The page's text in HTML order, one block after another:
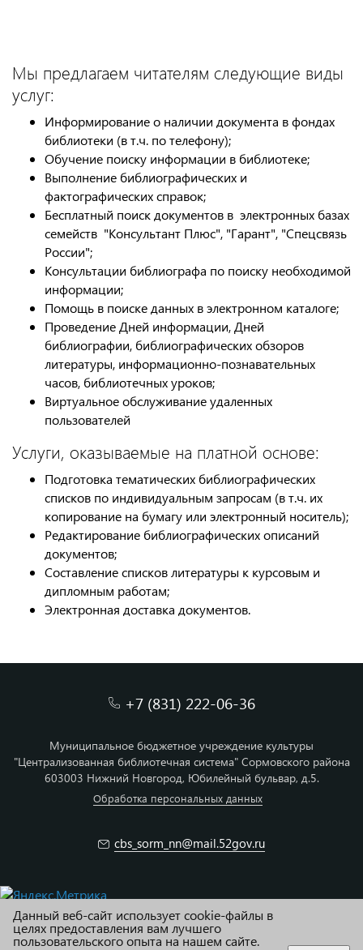
Мы предлагаем читателям следующие виды
услуг:
Информирование о наличии документа в фондах
библиотеки (в т.ч. по телефону);
Обучение поиску информации в библиотеке;
Выполнение библиографических и
фактографических справок;
Бесплатный поиск документов в электронных базах
семейств "Консультант Плюс", "Гарант", "Спецсвязь
России";
Консультации библиографа по поиску необходимой
информации;
Помощь в поиске данных в электронном каталоге;
Проведение Дней информации, Дней
библиографии, библиографических обзоров
литературы, информационно-познавательных
часов, библиотечных уроков;
Виртуальное обслуживание удаленных
пользователей
Услуги, оказываемые на платной основе:
Подготовка тематических библиографических
списков по индивидуальным запросам (в т.ч. их
копирование на бумагу или электронный носитель);
Редактирование библиографических описаний
документов;
Составление списков литературы к курсовым и
дипломным работам;
Электронная доставка документов.
+7 (831) 222-06-36
Муниципальное бюджетное учреждение культуры
"Централизованная библиотечная система" Сормовского района
603003 Нижний Новгород, Юбилейный бульвар, д.5.
Обработка персональных данных
cbs_sorm_nn@mail.52gov.ru
© МБУК ЦБС Сормовского района г. Н.Новгород
Данный веб-сайт использует cookie-файлы в
целях предоставления вам лучшего
пользовательского опыта на нашем сайте.